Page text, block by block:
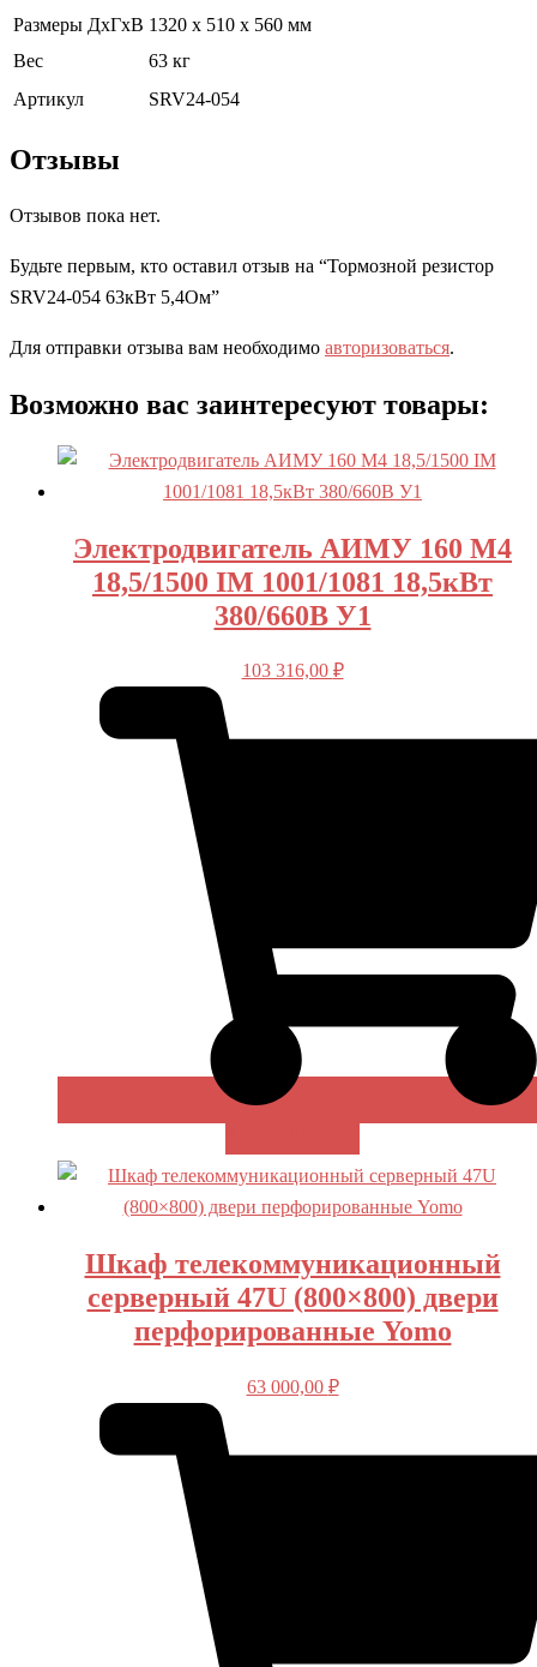
Размеры ДхГхВ 1320 x 510 x 560 мм
Вес
63 кг
Артикул
SRV24-054
Отзывы
Отзывов пока нет.
Будьте первым, кто оставил отзыв на “Тормозной резистор
SRV24-054 63кВт 5,4Ом”
Для отправки отзыва вам необходимо авторизоваться.
Возможно вас заинтересуют товары:
Электродвигатель АИМУ 160 М4
18,5/1500 IM 1001/1081 18,5кВт
380/660В У1
103 316,00 ₽
Шкаф телекоммуникационный
серверный 47U (800×800) двери
перфорированные Yomo
63 000,00 ₽